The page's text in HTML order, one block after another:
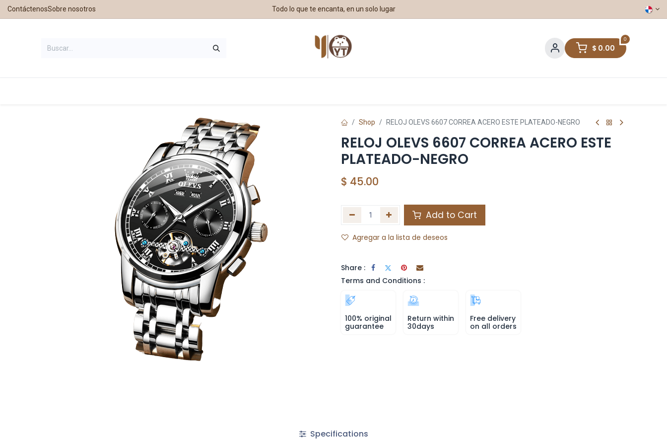
ContáctenosSobre nosotros Todo lo que te encanta, en un solo lugar
0
$ 0.00
Shop RELOJ OLEVS 6607 CORREA ACERO ESTE PLATEADO-NEGRO
RELOJ OLEVS 6607 CORREA ACERO ESTE
PLATEADO-NEGRO
$ 45.00
Add to Cart
Agregar a la lista de deseos
Share :
Terms and Conditions :
100% original
guarantee
Return within
30days
Free delivery
on all orders
Specifications